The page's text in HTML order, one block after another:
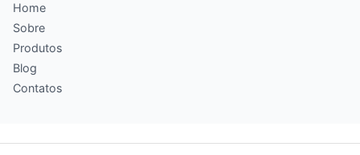
Home
Sobre
Produtos
Blog
Contatos